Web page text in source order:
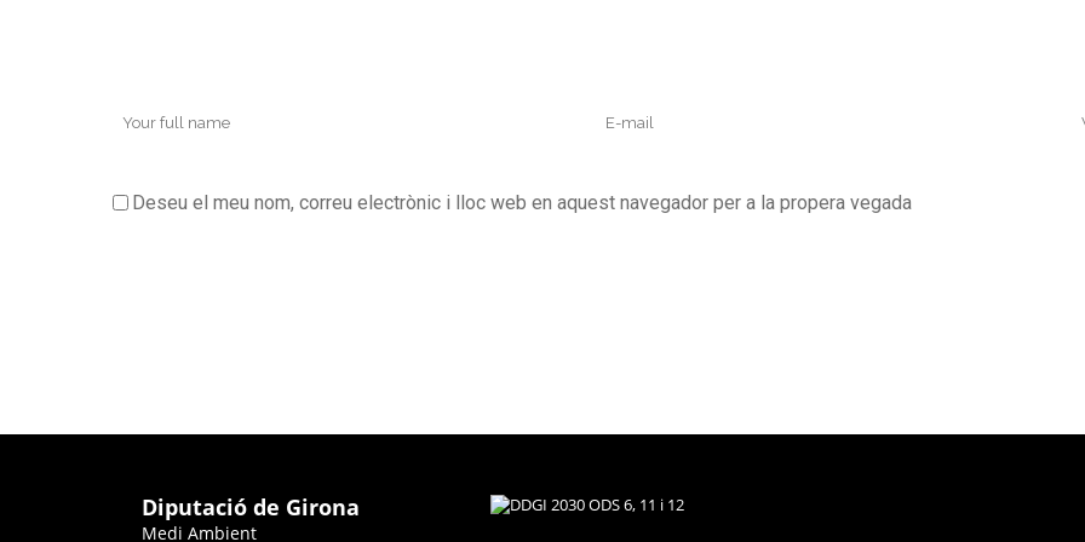
Deseu el meu nom, correu electrònic i lloc web en aquest navegador per a la propera vegada
Diputació de Girona
Medi Ambient